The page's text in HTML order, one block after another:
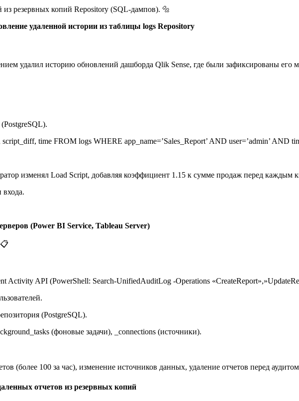
резервных копий Repository (SQL-дампов). 🔩
удаленной истории из таблицы logs Repository
удалил историю обновлений дашборда Qlik Sense, где были зафиксированы его
time FROM logs WHERE app_name=’Sales_Report’ AND user=’admin’ AND
изменял Load Script, добавляя коэффициент 1.15 к сумме продаж перед каждым
входа.
(Power BI Service, Tableau Server)
Activity API (PowerShell: Search-UnifiedAuditLog -Operations
(PostgreSQL).
(фоновые задачи), _connections (источники).
(более 100 за час), изменение источников данных, удаление отчетов перед
отчетов из резервных копий